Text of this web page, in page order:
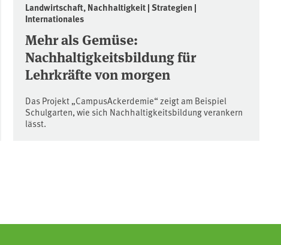
Landwirtschaft, Nachhaltigkeit | Strategien |
Internationales
Mehr als Gemüse:
Nachhaltigkeitsbildung für
Lehrkräfte von morgen
Das Projekt „CampusAckerdemie“ zeigt am Beispiel
Schulgarten, wie sich Nachhaltigkeitsbildung verankern
lässt.